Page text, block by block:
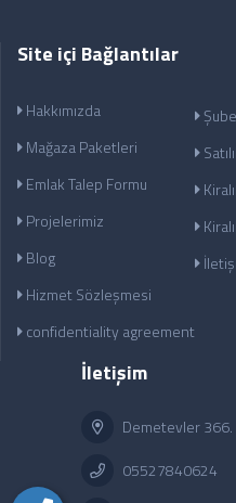
Site içi Bağlantılar
Hakkımızda
Mağaza Paketleri
Emlak Talep Formu
Projelerimiz
Blog
Hizmet Sözleşmesi
confidentiality agreement
İletişim
Demetevler 366.
05527840624